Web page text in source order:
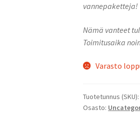
vannepaketteja!
Nämä vanteet
Toimitusaika
Varasto
Tuotetunnus
Osasto: